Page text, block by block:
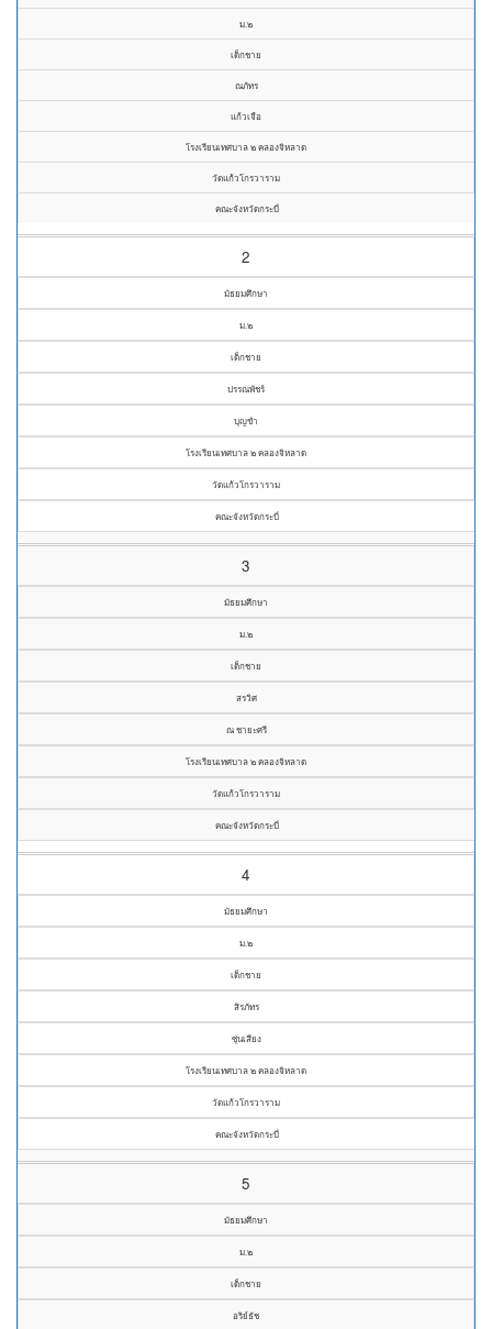
ม.๒
เด็กชาย
ณภัทร
แก้วเจือ
โรงเรียนเทศบาล ๒ คลองจิหลาด
วัดแก้วโกรวาราม
คณะจังหวัดกระบี่
2
มัธยมศึกษา
ม.๒
เด็กชาย
ปรรณพัชร์
บุญขำ
โรงเรียนเทศบาล ๒ คลองจิหลาด
วัดแก้วโกรวาราม
คณะจังหวัดกระบี่
3
มัธยมศึกษา
ม.๒
เด็กชาย
สรวิศ
ณ ชายะศรี
โรงเรียนเทศบาล ๒ คลองจิหลาด
วัดแก้วโกรวาราม
คณะจังหวัดกระบี่
4
มัธยมศึกษา
ม.๒
เด็กชาย
สิรภัทร
ซุ่นเสียง
โรงเรียนเทศบาล ๒ คลองจิหลาด
วัดแก้วโกรวาราม
คณะจังหวัดกระบี่
5
มัธยมศึกษา
ม.๒
เด็กชาย
อริย์ธัช